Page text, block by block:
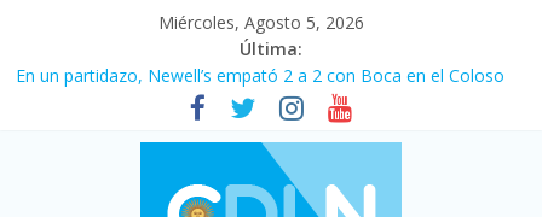
Miércoles, Agosto 5, 2026
Última:
En un partidazo, Newell’s empató 2 a 2 con Boca en el Coloso
Vacaciones de invierno con más movimiento y consumo
turístico: 4,6 millones de personas viajaron por el país, un 5,9%
Fuerte caída de la venta de autos usados en julio: bajó un 12,6%